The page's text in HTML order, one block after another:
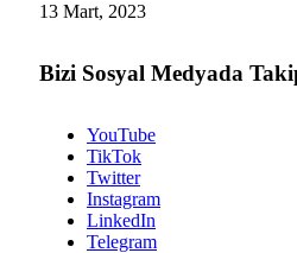
13 Mart, 2023
Bizi Sosyal Medyada
YouTube
TikTok
Twitter
Instagram
LinkedIn
Telegram